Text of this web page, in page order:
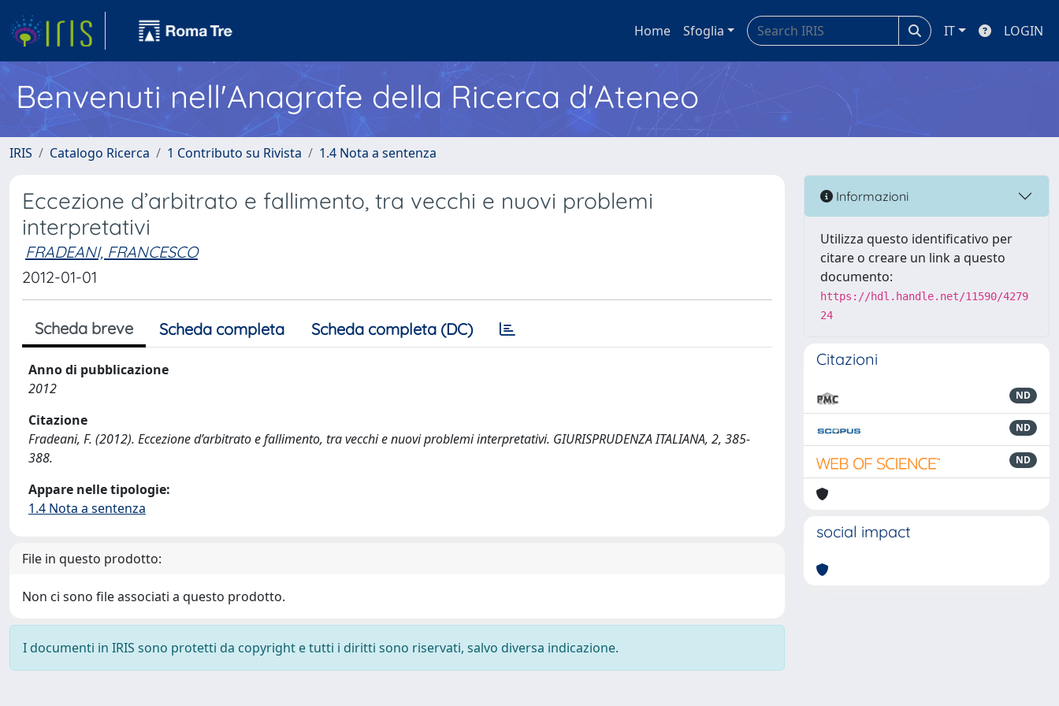
Home Sfoglia IT LOGIN
Benvenuti nell'Anagrafe della Ricerca d'Ateneo
IRIS Catalogo Ricerca 1 Contributo su Rivista 1.4 Nota a sentenza
Eccezione d’arbitrato e fallimento, tra vecchi e nuovi problemi
interpretativi
FRADEANI, FRANCESCO
2012-01-01
Scheda breve Scheda completa Scheda completa (DC)
Anno di pubblicazione
2012
Citazione
Fradeani, F. (2012). Eccezione d’arbitrato e fallimento, tra vecchi e nuovi problemi interpretativi. GIURISPRUDENZA ITALIANA, 2, 385-
388.
Appare nelle tipologie:
1.4 Nota a sentenza
File in questo prodotto:
Non ci sono file associati a questo prodotto.
I documenti in IRIS sono protetti da copyright e tutti i diritti sono riservati, salvo diversa indicazione.
Informazioni
Utilizza questo identificativo per
citare o creare un link a questo
documento:
https://hdl.handle.net/11590/4279
24
Citazioni
ND
ND
ND
social impact